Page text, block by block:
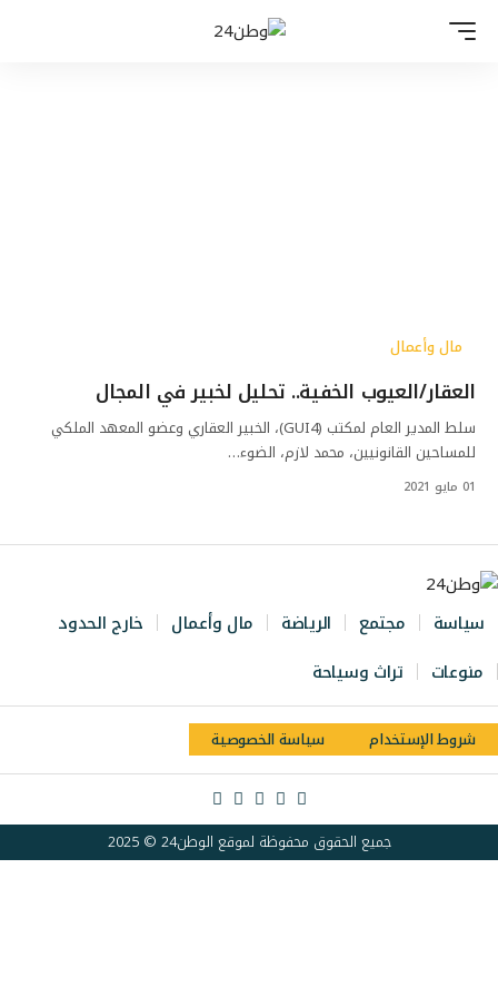
مال وأعمال
العقار/العيوب الخفية.. تحليل لخبير في المجال
سلط المدير العام لمكتب (GUI4)، الخبير العقاري وعضو المعهد الملكي
للمساحين القانونيين، محمد لازم، الضوء…
01 مايو 2021
سياسة مجتمع الرياضة مال وأعمال
خارج الحدود
منوعات
تراث وسياحة
شروط الإستخدام سياسة الخصوصية
جميع الحقوق محفوظة لموقع الوطن24 © 2025